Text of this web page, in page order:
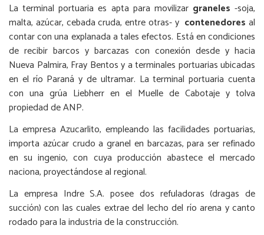
La terminal portuaria es apta para movilizar graneles -soja,
malta, azúcar, cebada cruda, entre otras- y contenedores al
contar con una explanada a tales efectos. Está en condiciones
de recibir barcos y barcazas con conexión desde y hacia
Nueva Palmira, Fray Bentos y a terminales portuarias ubicadas
en el río Paraná y de ultramar. La terminal portuaria cuenta
con una grúa Liebherr en el Muelle de Cabotaje y tolva
propiedad de ANP.
La empresa Azucarlito, empleando las facilidades portuarias,
importa azúcar crudo a granel en barcazas, para ser refinado
en su ingenio, con cuya producción abastece el mercado
naciona, proyectándose al regional.
La empresa Indre S.A. posee dos refuladoras (dragas de
succión) con las cuales extrae del lecho del río arena y canto
rodado para la industria de la construcción.